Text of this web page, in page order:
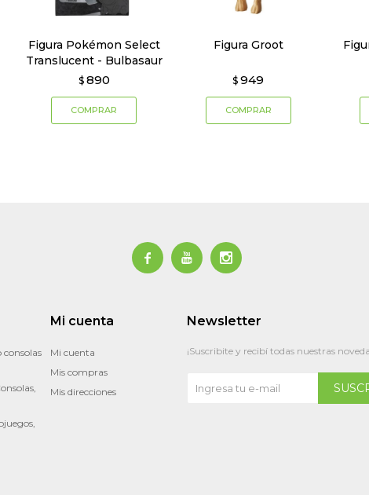
Figura Pokémon Select
Translucent - Bulbasaur
$ 890
Figura Groot
$ 949
  
Mi cuenta
Mi cuenta
Mis compras
Mis direcciones
Newsletter
¡Suscribite y recibí todas nuestras